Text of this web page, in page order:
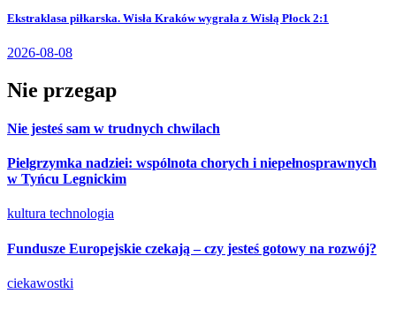
Ekstraklasa piłkarska. Wisła Kraków wygrała z Wisłą Płock 2:1
2026-08-08
Nie przegap
Nie jesteś sam w trudnych chwilach
Pielgrzymka nadziei: wspólnota chorych i niepełnosprawnych
w Tyńcu Legnickim
kultura technologia
Fundusze Europejskie czekają – czy jesteś gotowy na rozwój?
ciekawostki